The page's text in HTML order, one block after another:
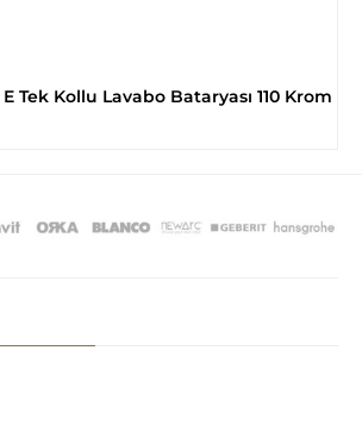
Tek Kollu Lavabo Bataryası 110 Krom